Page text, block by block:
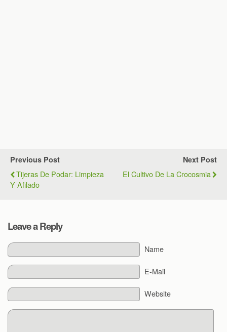
Previous Post
Tijeras De Podar: Limpieza
Y Afilado
Next Post
El Cultivo De La Crocosmia
Leave a Reply
Name
E-Mail
Website